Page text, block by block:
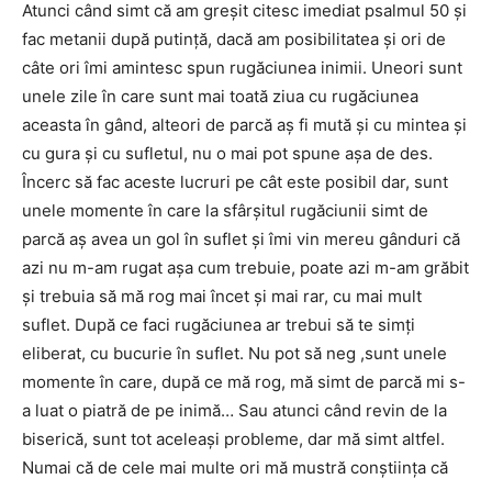
Atunci când simt că am greşit citesc imediat psalmul 50 şi
fac metanii după putinţă, dacă am posibilitatea şi ori de
câte ori îmi amintesc spun rugăciunea inimii. Uneori sunt
unele zile în care sunt mai toată ziua cu rugăciunea
aceasta în gând, alteori de parcă aş fi mută şi cu mintea şi
cu gura şi cu sufletul, nu o mai pot spune aşa de des.
Încerc să fac aceste lucruri pe cât este posibil dar, sunt
unele momente în care la sfârşitul rugăciunii simt de
parcă aş avea un gol în suflet şi îmi vin mereu gânduri că
azi nu m-am rugat aşa cum trebuie, poate azi m-am grăbit
şi trebuia să mă rog mai încet şi mai rar, cu mai mult
suflet. După ce faci rugăciunea ar trebui să te simţi
eliberat, cu bucurie în suflet. Nu pot să neg ,sunt unele
momente în care, după ce mă rog, mă simt de parcă mi s-
a luat o piatră de pe inimă… Sau atunci când revin de la
biserică, sunt tot aceleaşi probleme, dar mă simt altfel.
Numai că de cele mai multe ori mă mustră conştiinţa că